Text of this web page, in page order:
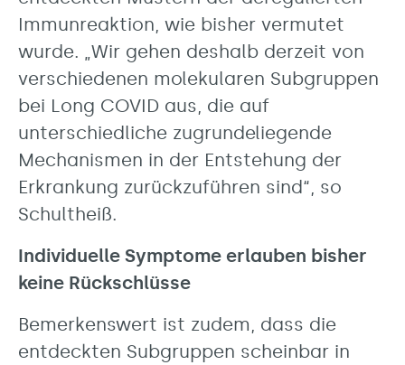
Immunreaktion, wie bisher vermutet
wurde. „Wir gehen deshalb derzeit von
verschiedenen molekularen Subgruppen
bei Long COVID aus, die auf
unterschiedliche zugrundeliegende
Mechanismen in der Entstehung der
Erkrankung zurückzuführen sind“, so
Schultheiß.
Individuelle Symptome erlauben bisher
keine Rückschlüsse
Bemerkenswert ist zudem, dass die
entdeckten Subgruppen scheinbar in